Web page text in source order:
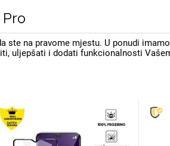
ste na pravome mjestu. U ponudi
uljepšati i dodati funkcionalnosti